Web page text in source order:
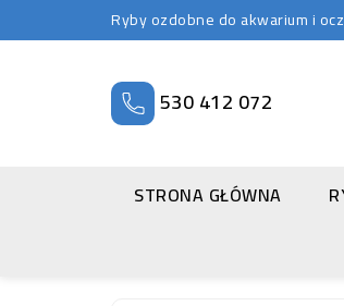
Ryby ozdobne do akwarium i
530 412 072
STRONA GŁÓWNA